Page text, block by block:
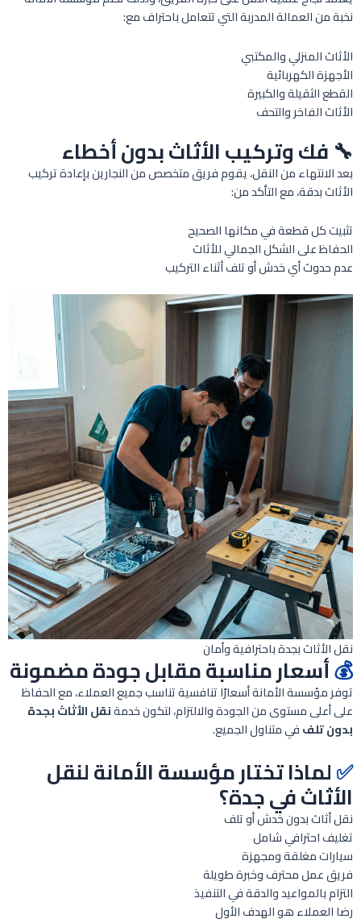
نخبة من العمالة المدربة التي تتعامل باحتراف مع:
الأثاث المنزلي والمكتبي
الأجهزة الكهربائية
القطع الثقيلة والكبيرة
الأثاث الفاخر والتحف
🔧 فك وتركيب الأثاث بدون أخطاء
بعد الانتهاء من النقل، يقوم فريق متخصص من النجارين بإعادة تركيب
الأثاث بدقة، مع التأكد من:
تثبيت كل قطعة في مكانها الصحيح
الحفاظ على الشكل الجمالي للأثاث
عدم حدوث أي خدش أو تلف أثناء التركيب
نقل الأثاث بجدة باحترافية وأمان
💰أسعار مناسبة مقابل جودة مضمونة
توفر مؤسسة الأمانة أسعارًا تنافسية تناسب جميع العملاء، مع الحفاظ
على أعلى مستوى من الجودة والالتزام، لتكون خدمةنقل الأثاث بجدة
بدون تلففي متناول الجميع.
✅لماذا تختار مؤسسة الأمانة لنقل
الأثاث في جدة؟
نقل أثاث بدون خدش أو تلف
تغليف احترافي شامل
سيارات مغلقة ومجهزة
فريق عمل محترف وخبرة طويلة
التزام بالمواعيد والدقة في التنفيذ
رضا العملاء هو الهدف الأول